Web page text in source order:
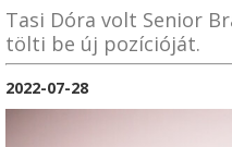
ALAPON
Tasi Dóra volt Senior
tölti be új pozícióját.
2022-07-28